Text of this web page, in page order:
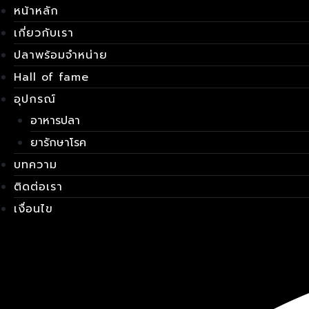
Skip
to
content
หน้าหลัก
เกี่ยวกับเรา
ปลาพร้อมจำหน่าย
Hall of fame
อุปกรณ์
อาหารปลา
ยารักษาโรค
บทความ
ติดต่อเรา
เงื่อนไข
เมนู